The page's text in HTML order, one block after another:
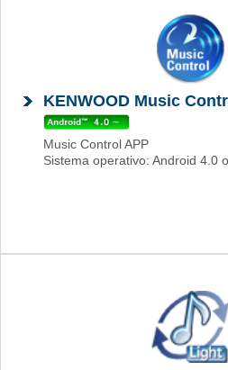
KENWOOD Music
Music Control APP
Sistema operativo: Android 4.0